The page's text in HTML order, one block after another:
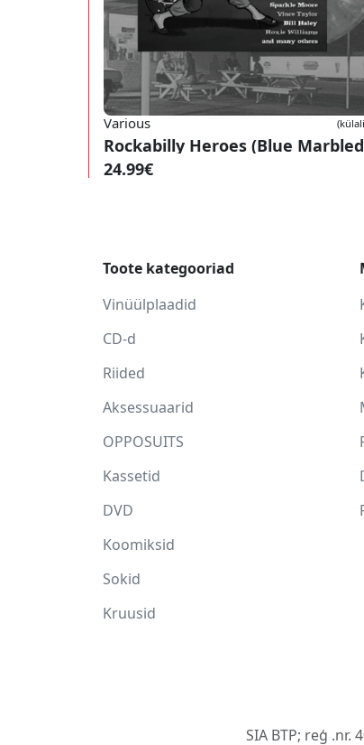
Various
24.99€
Toote kategooriad
Vinüülplaadid
CD-d
Riided
Aksessuaarid
OPPOSUITS
Kassetid
DVD
Koomiksid
Sokid
Kruusid
SIA BTP; reģ .nr.